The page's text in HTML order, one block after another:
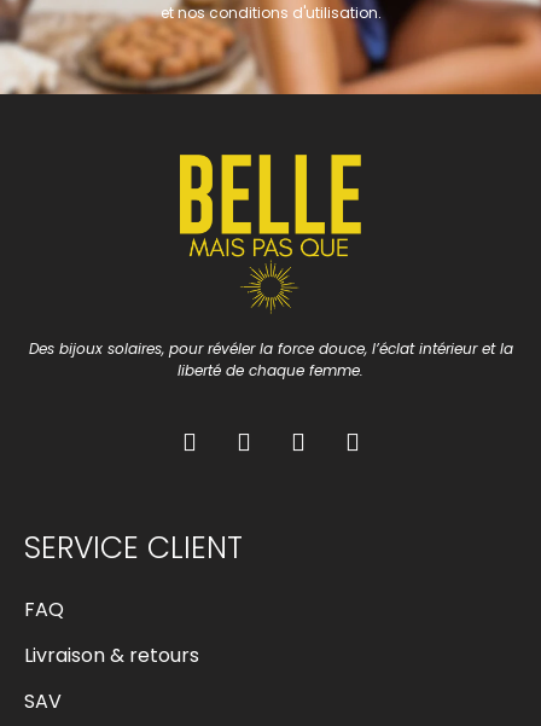
et nos conditions d'utilisation.
Des bijoux solaires, pour révéler la force douce, l’éclat intérieur et la
liberté de chaque femme.
SERVICE CLIENT
FAQ
Livraison & retours
SAV